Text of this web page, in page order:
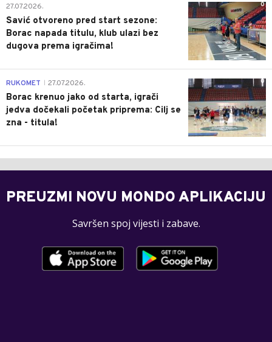
0
27.07.2026.
Savić otvoreno pred start sezone:
Borac napada titulu, klub ulazi bez
dugova prema igračima!
0
RUKOMET 27.07.2026.
Borac krenuo jako od starta, igrači
jedva dočekali početak priprema: Cilj se
zna - titula!
PREUZMI NOVU MONDO APLIKACIJU
Savršen spoj vijesti i zabave.